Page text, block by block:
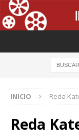
INICIO Reda
Reda